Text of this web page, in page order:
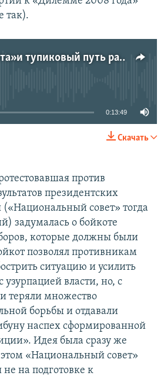
так).
«Грузинская мечта» и тупиковый путь развития
0:13:49
Скачать
против
президентских
совет» тогда
задумалась о бойкоте
которые должны были
позволял противникам
ситуацию и усилить
узурпацией власти, но, с
теряли множество
борьбы и отдавали
наспех сформированной
Идея была сразу же
«Национальный совет»
на подготовке к